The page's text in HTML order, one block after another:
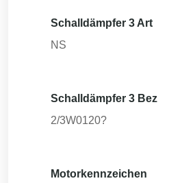
Schalldämpfer 3 Art
NS
Schalldämpfer 3 Bez
2/3W0120?
Motorkennzeichen